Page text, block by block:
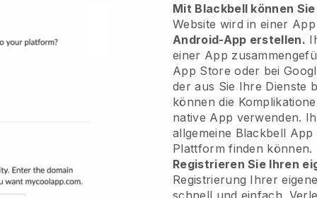
Mit Blackbell können
Website wird in einer
Android-App erstellen.
einer App
App Store oder bei
der aus Sie Ihre Dienste
können die
native App verwenden.
allgemeine Blackbell App
Plattform finden können.
Registrieren Sie Ihren
Registrierung Ihrer
schnell und einfach.